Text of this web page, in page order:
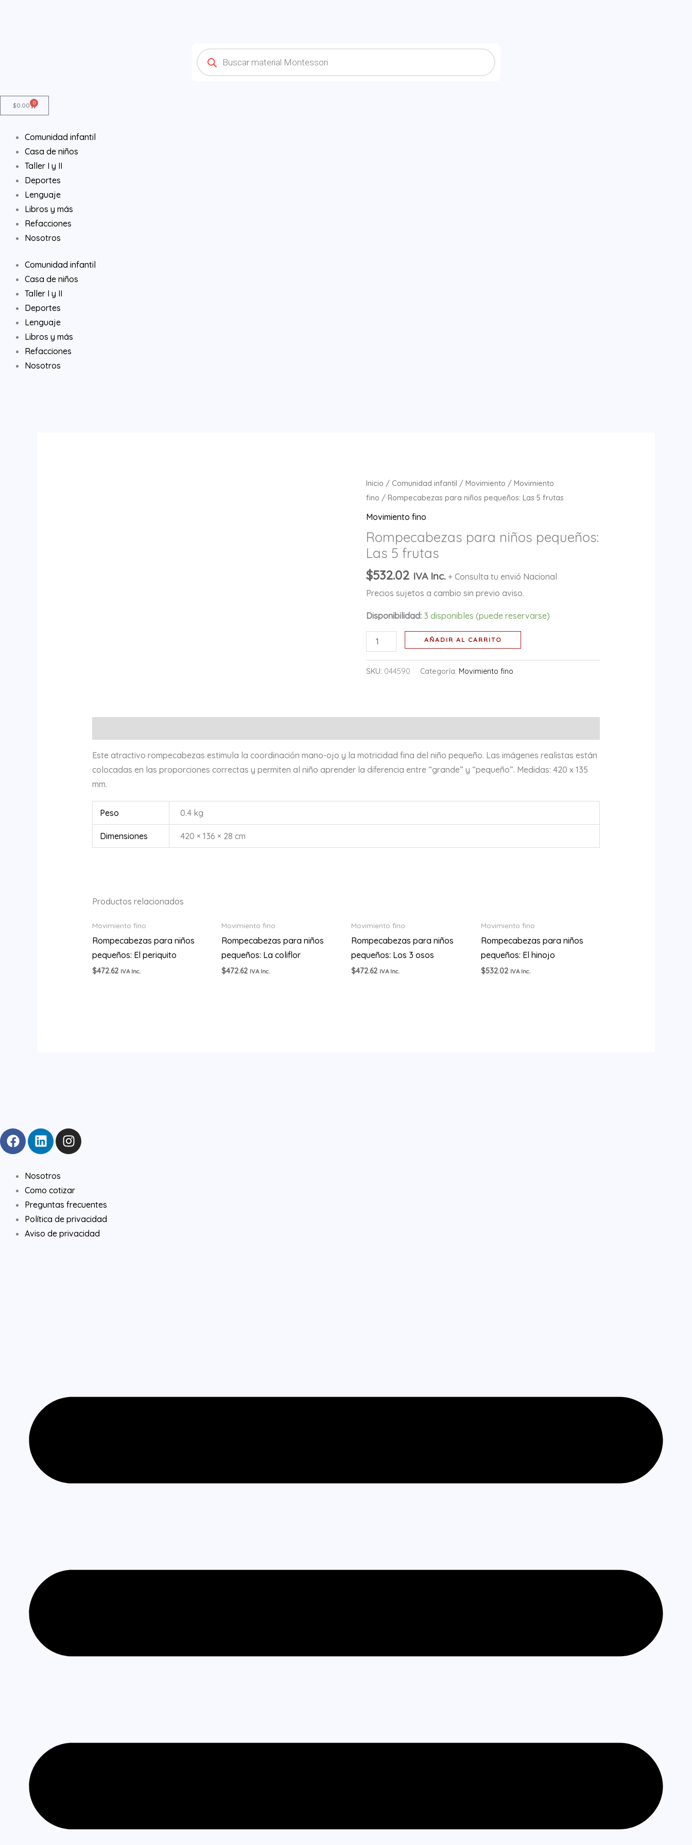
Products
search
$0.00 0
Cart
Comunidad infantil
Casa de niños
Taller I y II
Deportes
Lenguaje
Libros y más
Refacciones
Nosotros
Comunidad infantil
Casa de niños
Taller I y II
Deportes
Lenguaje
Libros y más
Refacciones
Nosotros
Inicio / Comunidad infantil /Movimiento /Movimiento
fino / Rompecabezas para niños pequeños: Las 5 frutas
Movimiento fino
Rompecabezas para niños pequeños:
Las 5 frutas
$532.02 IVA Inc. + Consulta tu envió Nacional
Precios sujetos a cambio sin previo aviso.
Disponibilidad: 3 disponibles (puede reservarse)
Rompecabezas
para
niños
Las
5
frutas
cantidad
AÑADIR AL CARRITO
SKU: 044590 Categoría: Movimiento fino
Este atractivo rompecabezas estimula la coordinación mano-ojo y la motricidad fina del niño pequeño. Las imágenes realistas están
colocadas en las proporciones correctas y permiten al niño aprender la diferencia entre “grande” y “pequeño”. Medidas: 420 x 135
mm.
Peso 0.4 kg
Dimensiones 420 × 136 × 28 cm
Productos relacionados
Movimiento fino
Rompecabezas para niños
pequeños: El periquito
$472.62 IVA Inc.
Movimiento fino
Rompecabezas para niños
pequeños: La coliflor
$472.62 IVA Inc.
Movimiento fino
Rompecabezas para niños
pequeños: Los 3 osos
$472.62 IVA Inc.
Movimiento fino
Rompecabezas para niños
pequeños: El hinojo
$532.02 IVA Inc.
F
a
e
b
o
k
L
i
k
e
d
i
n
I
n
a
g
r
a
m
Nosotros
Como cotizar
Preguntas frecuentes
Política de privacidad
Aviso de privacidad